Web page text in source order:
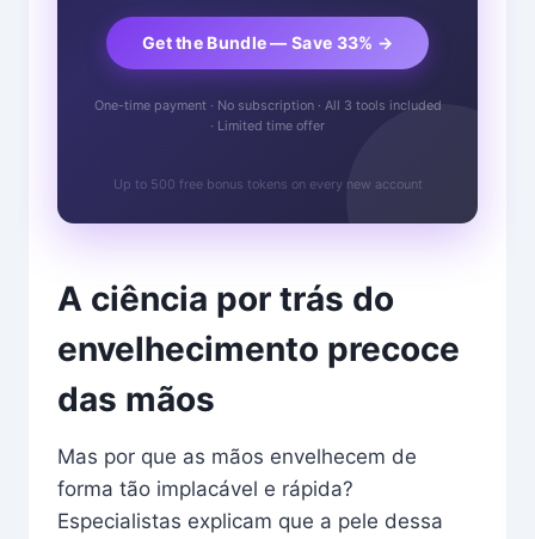
Get the Bundle — Save 33% →
One-time payment · No subscription · All 3 tools included
· Limited time offer
Up to 500 free bonus tokens on every new account
A ciência por trás do
envelhecimento precoce
das mãos
Mas por que as mãos envelhecem de
forma tão implacável e rápida?
Especialistas explicam que a pele dessa